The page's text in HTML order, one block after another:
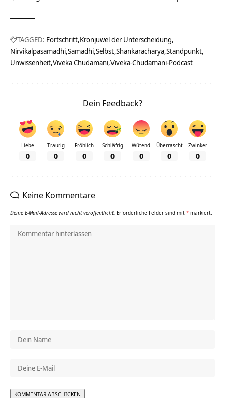
TAGGED: Fortschritt Kronjuwel der Unterscheidung
Nirvikalpasamadhi Samadhi Selbst Shankaracharya Standpunkt
Unwissenheit Viveka Chudamani Viveka-Chudamani-Podcast
Dein Feedback?
Liebe
0
Traurig
0
Fröhlich
0
Schläfrig
0
Wütend
0
Überrascht
0
Zwinker
0
Keine Kommentare
Deine E-Mail-Adresse wird nicht veröffentlicht. Erforderliche Felder sind mit * markiert.